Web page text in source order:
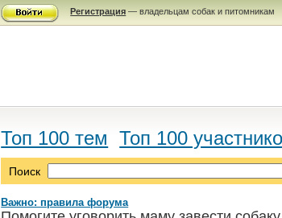
Регистрация — владельцам собак и питомникам
Топ 100 тем Топ 100
Поиск
Важно: правила форума